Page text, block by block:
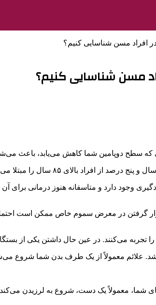
افراد مسن شناسایی کنیم؟
مسن شناسایی کنیم؟
که سطح دوپامین شما کاهش می‌یابد، باعث
وجود دارد و متاسفانه هنوز درمانی
گرفتن در معرض سموم خاص ممکن است احتمال
تجربه می‌کنند. در عین حال داشتن یکی از
علائم معمولاً از یک طرف بدن شما شروع
شما، معمولاً یک دست، شروع به لرزیدن